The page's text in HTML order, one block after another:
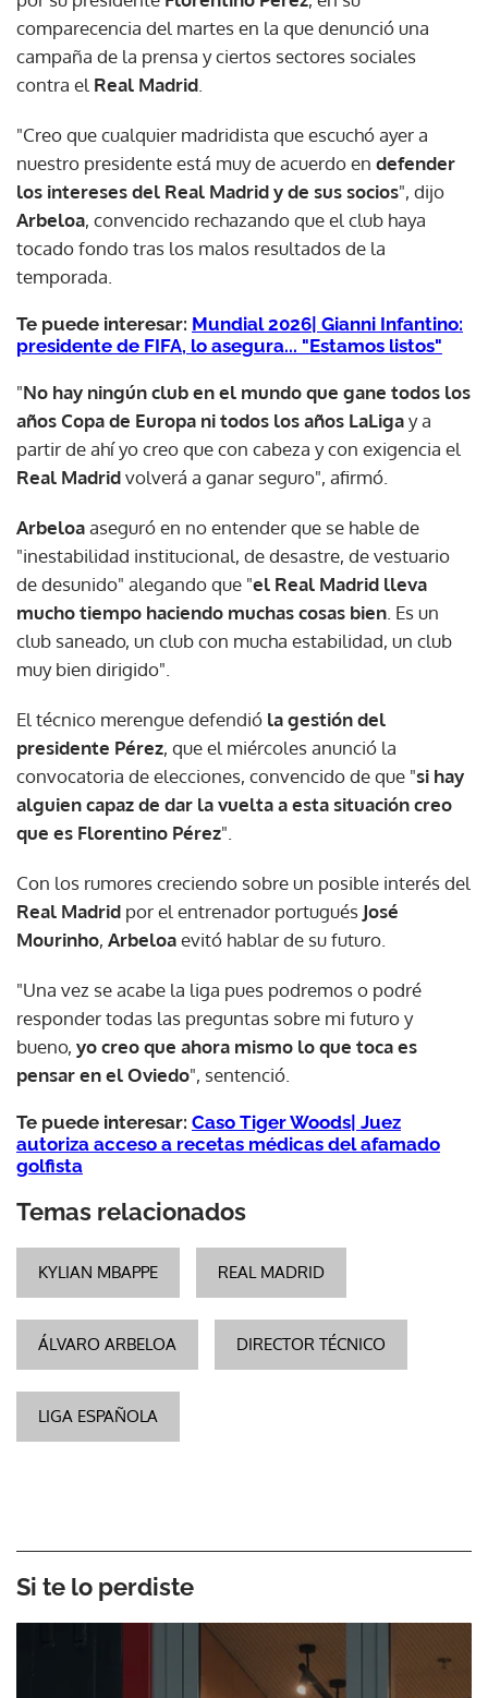
comparecencia del martes en la que denunció una
campaña de la prensa y ciertos sectores sociales
contra el Real Madrid
"Creo que cualquier madridista que escuchó ayer a
nuestro presidente está muy de acuerdo en defender
los intereses del Real Madrid y de sus socios", dijo
Arbeloa, convencido rechazando que el club haya
tocado fondo tras los malos resultados de la
temporada.
Te puede interesar: Mundial 2026| Gianni Infantino:
presidente de FIFA, lo asegura... "Estamos listos"
"No hay ningún club en el mundo que gane todos los
años Copa de Europa ni todos los años LaLigay a
partir de ahí yo creo que con cabeza y con exigencia el
Real Madridvolverá a ganar seguro", afirmó.
Arbeloaaseguró en no entender que se hable de
"inestabilidad institucional, de desastre, de vestuario
de desunido" alegando que "el Real Madrid lleva
mucho tiempo haciendo muchas cosas bien . Es un
club saneado, un club con mucha estabilidad, un club
muy bien dirigido".
El técnico merengue defendió la gestión del
presidente Pérez, que el miércoles anunció la
convocatoria de elecciones, convencido de que "si hay
alguien capaz de dar la vuelta a esta situación creo
que es Florentino Pérez".
Con los rumores creciendo sobre un posible interés del
Real Madrid por el entrenador portugués José
Mourinho, Arbeloaevitó hablar de su futuro.
"Una vez se acabe la liga pues podremos o podré
responder todas las preguntas sobre mi futuro y
bueno, yo creo que ahora mismo lo que toca es
pensar en el Oviedo", sentenció.
Te puede interesar: Caso Tiger Woods| Juez
autoriza acceso a recetas médicas del afamado
golfista
Temas relacionados
KYLIAN MBAPPE REAL MADRID
ÁLVARO ARBELOA DIRECTOR TÉCNICO
LIGA ESPAÑOLA
Si te lo perdiste